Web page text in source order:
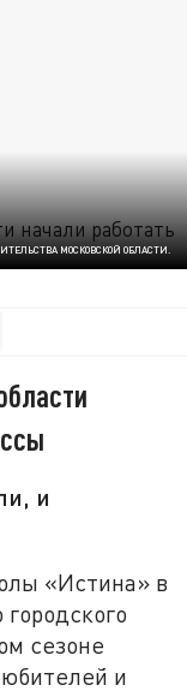
МОСКОВСКОЙ ОБЛАСТИ.
и
«Истина» в
сезоне
и